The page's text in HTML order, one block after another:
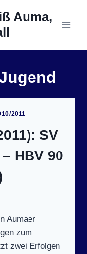
Auma,
2011
SV
HBV 90
Aumaer
zum
zwei Erfolgen